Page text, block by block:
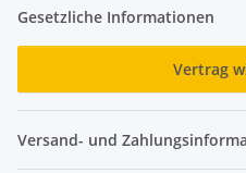
Gesetzliche Informationen
Vertrag
Versand- und